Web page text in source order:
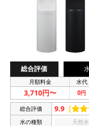
総合評価
月額料金 水代
3,710円〜 0円
総合評価 9.9 ［
水の種類 天然水